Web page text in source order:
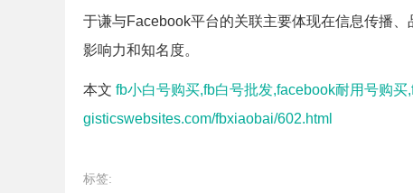
于谦与Facebook平台的关联主要体现在信息传播
影响力和知名度。
本文 fb小白号购买,fb白号批发,facebook耐用号购买
gisticswebsites.com/fbxiaobai/602.html
标签: